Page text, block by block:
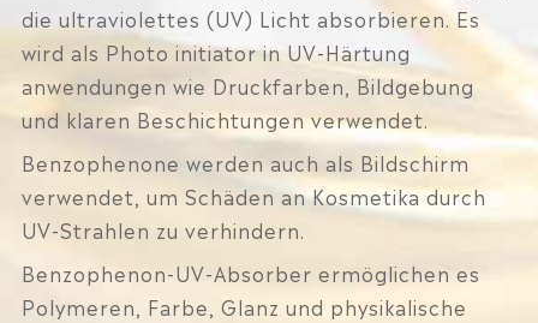
die ultraviolettes (UV) Licht absorbieren. Es
wird als Photo initiator in UV-Härtung
anwendungen wie Druckfarben, Bildgebung
und klaren Beschichtungen verwendet.
Benzophenone werden auch als Bildschirm
verwendet, um Schäden an Kosmetika durch
UV-Strahlen zu verhindern.
Benzophenon-UV-Absorber ermöglichen es
Polymeren, Farbe, Glanz und physikalische